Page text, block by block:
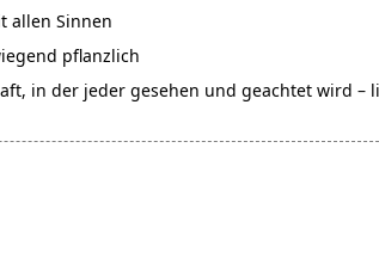
allen Sinnen
pflanzlich
in der jeder gesehen und geachtet wird